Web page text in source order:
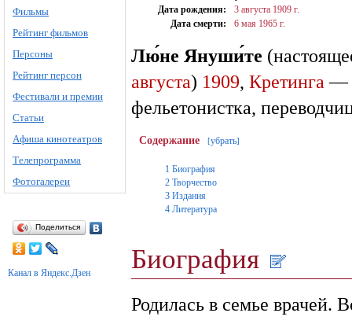
Фильмы
Рейтинг фильмов
Персоны
Рейтинг персон
Фестивали и премии
Статьи
Афиша кинотеатров
Телепрограмма
Фотогалереи
Поделиться
Канал в Яндекс.Дзен
Дата рождения: 3 августа 1909 г.
Дата смерти:
6 мая 1965 г.
Лю́не Януши́те
августа) 1909, Кретинга —
фельетонистка,
Содержание [убрать]
1 Биография
2 Творчество
3 Издания
4 Литература
Биография
Родилась в семье врачей.